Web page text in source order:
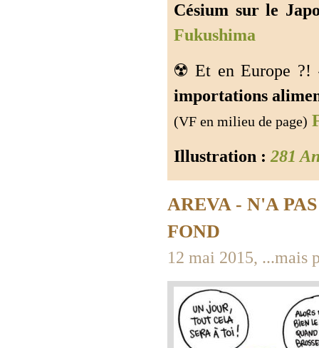
Césium sur le
Fukushima
☢️ Et en Europe ?!
importations
(VF en milieu de page)
Illustration : 281
AREVA - N'A
FOND
12 mai 2015, ...mais